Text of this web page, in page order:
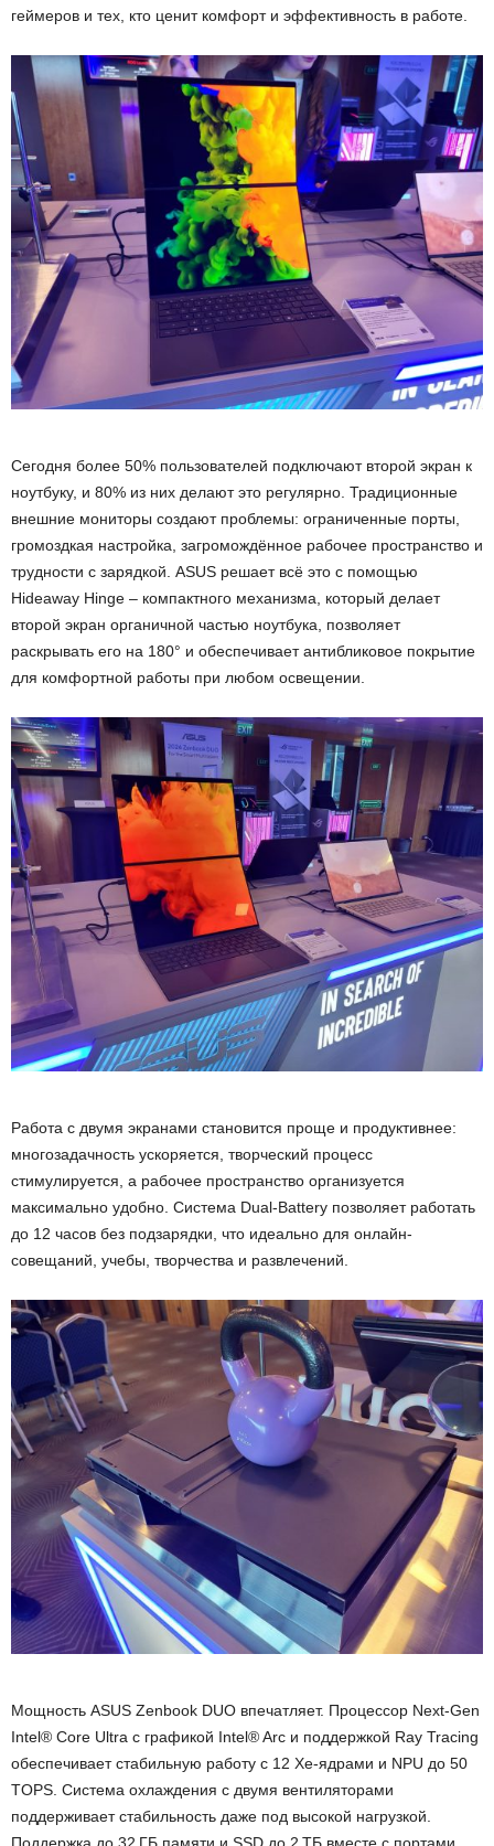
геймеров и тех, кто ценит комфорт и эффективность в работе.
Сегодня более 50% пользователей подключают второй экран к
ноутбуку, и 80% из них делают это регулярно. Традиционные
внешние мониторы создают проблемы: ограниченные порты,
громоздкая настройка, загромождённое рабочее пространство и
трудности с зарядкой. ASUS решает всё это с помощью
Hideaway Hinge – компактного механизма, который делает
второй экран органичной частью ноутбука, позволяет
раскрывать его на 180° и обеспечивает антибликовое покрытие
для комфортной работы при любом освещении.
Работа с двумя экранами становится проще и продуктивнее:
многозадачность ускоряется, творческий процесс
стимулируется, а рабочее пространство организуется
максимально удобно. Система Dual-Battery позволяет работать
до 12 часов без подзарядки, что идеально для онлайн-
совещаний, учебы, творчества и развлечений.
Мощность ASUS Zenbook DUO впечатляет. Процессор Next-Gen
Intel® Core Ultra с графикой Intel® Arc и поддержкой Ray Tracing
обеспечивает стабильную работу с 12 Xe-ядрами и NPU до 50
TOPS. Система охлаждения с двумя вентиляторами
поддерживает стабильность даже под высокой нагрузкой.